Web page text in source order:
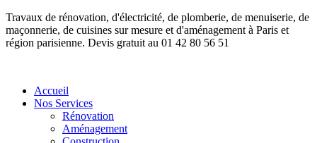
Travaux de rénovation, d'électricité, de plomberie, de menuiserie, de
maçonnerie, de cuisines sur mesure et d'aménagement à Paris et
région parisienne. Devis gratuit au 01 42 80 56 51
Accueil
Nos Services
Rénovation
Aménagement